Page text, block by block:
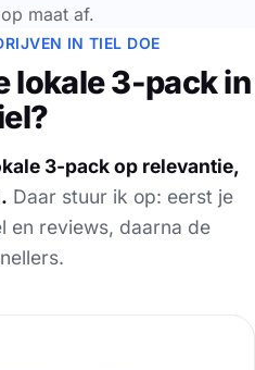
maat af.
IN TIEL DOE
lokale 3-pack in
3-pack op relevantie,
Daar stuur ik op: eerst je
en reviews, daarna de